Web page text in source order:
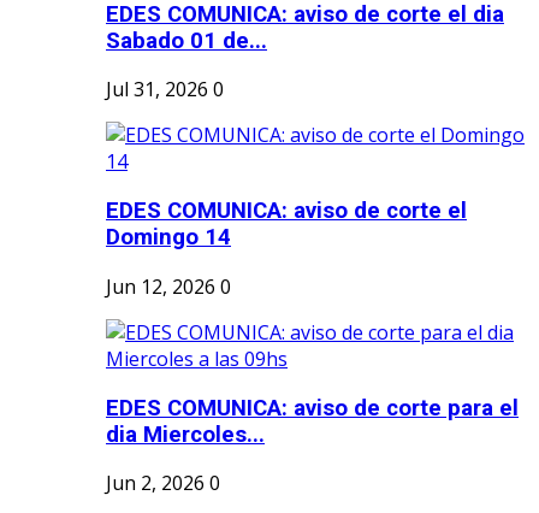
EDES COMUNICA: aviso de corte el dia
Sabado 01 de...
Jul 31, 2026 0
EDES COMUNICA: aviso de corte el
Domingo 14
Jun 12, 2026 0
EDES COMUNICA: aviso de corte para el
dia Miercoles...
Jun 2, 2026 0